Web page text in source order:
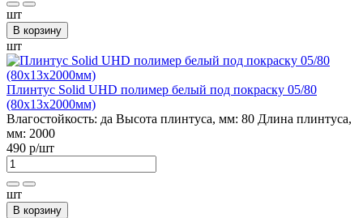
шт
В корзину
шт
Плинтус Solid UHD полимер белый под покраску 05/80
(80х13х2000мм)
Влагостойкость: да Высота плинтуса, мм: 80 Длина плинтуса,
мм: 2000
490 р/шт
шт
В корзину